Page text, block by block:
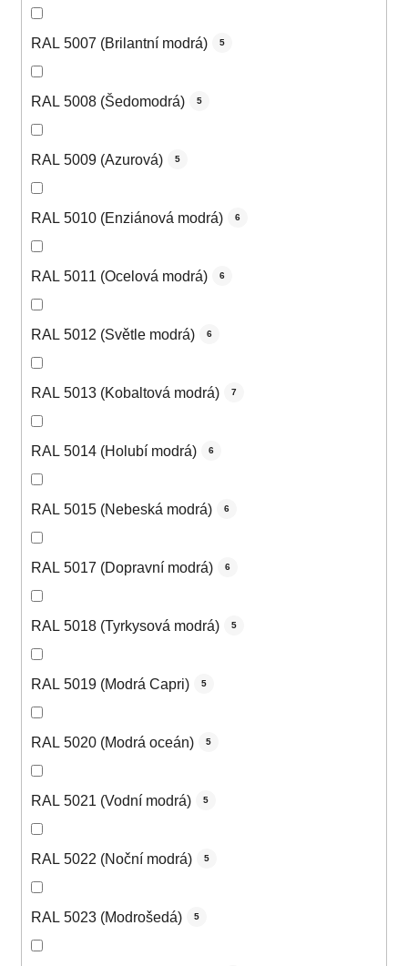
RAL 5007 (Brilantní modrá) 5
RAL 5008 (Šedomodrá) 5
RAL 5009 (Azurová) 5
RAL 5010 (Enziánová modrá) 6
RAL 5011 (Ocelová modrá) 6
RAL 5012 (Světle modrá) 6
RAL 5013 (Kobaltová modrá) 7
RAL 5014 (Holubí modrá) 6
RAL 5015 (Nebeská modrá) 6
RAL 5017 (Dopravní modrá) 6
RAL 5018 (Tyrkysová modrá) 5
RAL 5019 (Modrá Capri) 5
RAL 5020 (Modrá oceán) 5
RAL 5021 (Vodní modrá) 5
RAL 5022 (Noční modrá) 5
RAL 5023 (Modrošedá) 5